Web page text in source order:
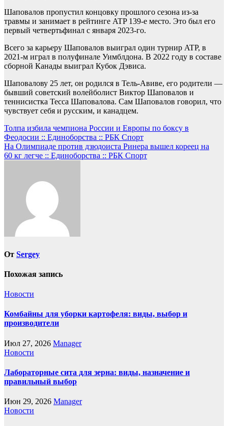
Шаповалов пропустил концовку прошлого сезона из-за
травмы и занимает в рейтинге ATP 139-е место. Это был его
первый четвертьфинал с января 2023-го.
Всего за карьеру Шаповалов выиграл один турнир ATP, в
2021-м играл в полуфинале Уимблдона. В 2022 году в составе
сборной Канады выиграл Кубок Дэвиса.
Шаповалову 25 лет, он родился в Тель-Авиве, его родители —
бывший советский волейболист Виктор Шаповалов и
теннисистка Тесса Шаповалова. Сам Шаповалов говорил, что
чувствует себя и русским, и канадцем.
Навигация
по
записям
Толпа избила чемпиона России и Европы по боксу в
Феодосии :: Единоборства :: РБК Спорт
На Олимпиаде против дзюдоиста Ринера вышел кореец на
60 кг легче :: Единоборства :: РБК Спорт
От Sergey
Похожая запись
Новости
Комбайны для уборки картофеля: виды, выбор и
производители
Июл 27, 2026 Manager
Новости
Лабораторные сита для зерна: виды, назначение и
правильный выбор
Июн 29, 2026 Manager
Новости